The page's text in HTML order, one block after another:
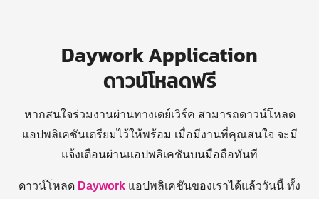
Daywork Application
ดาวน์โหลดฟรี
หากสนใจร่วมงานผ่านทางเดย์เวิร์ค สามารถดาวน์โหลด
แอปพลิเคชันเตรียมไว้ให้พร้อม เมื่อมีงานที่คุณสนใจ จะมี
แจ้งเตือนผ่านแอปพลิเคชันบนมือถือทันที
ดาวน์โหลด Daywork แอปพลิเคชันของเราได้แล้ววันนี้ ทั้ง